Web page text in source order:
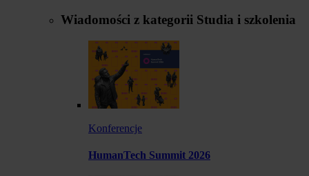
Wiadomości z kategorii Studia i szkolenia
Konferencje
HumanTech Summit 2026